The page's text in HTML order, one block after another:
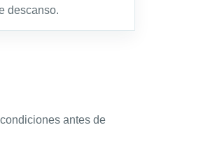
descanso.
antes de